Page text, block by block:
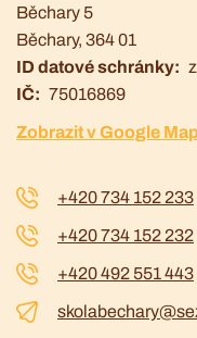
Běchary 5
Běchary, 364 01
ID datové schránky
IČ
75016869
Zobrazit v Google
+420 734 152 233
+420 734 152 232
+420 492 551 443